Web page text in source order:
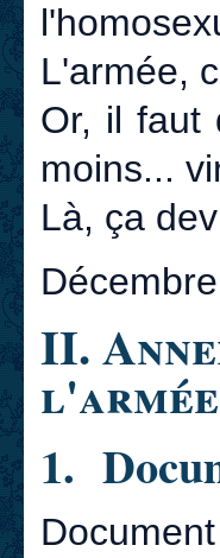
L'armée,
Or, il faut
moins...
Là, ça
II.
1.